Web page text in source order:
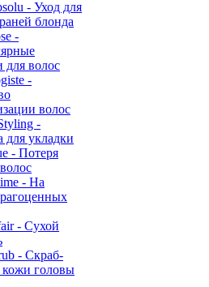
- Уход для
блонда
-
для волос
-
волос
-
для укладки
- Потеря
- На
- Сухой
- Скраб-
кожи головы